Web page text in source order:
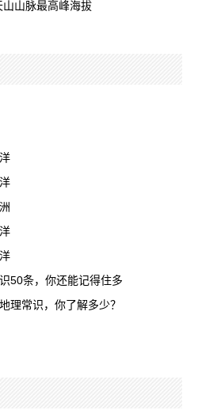
山脉最高峰海拔
50条，你还能记得住多
理常识，你了解多少？